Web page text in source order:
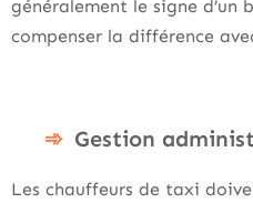
généralement le signe d’un
compenser la différence
Gestion
Les chauffeurs de taxi